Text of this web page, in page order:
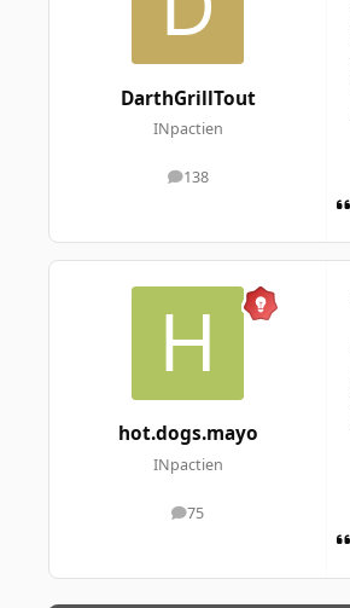
DarthGrillTout
INpactien
138
messages
hot.dogs.mayo
INpactien
75
messages